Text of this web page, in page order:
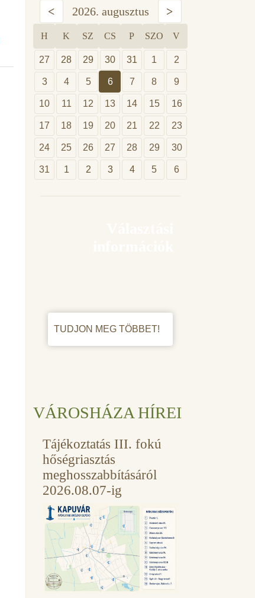
< 2026. augusztus >
H K SZ CS P SZO V
27 28 29 30 31 1 2
3 4 5 6 7 8 9
10 11 12 13 14 15 16
17 18 19 20 21 22 23
24 25 26 27 28 29 30
31 1 2 3 4 5 6
TUDJON MEG TÖBBET!
VÁROSHÁZA HÍREI
Tájékoztatás III. fokú
hőségriasztás
meghosszabbításáról
2026.08.07-ig